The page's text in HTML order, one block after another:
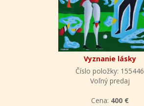
Vyznanie lásky
Číslo položky: 155446
Voľný predaj
Cena: 400 €